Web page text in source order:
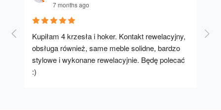
7 months ago
Kupiłam 4 krzesła i hoker. Kontakt rewelacyjny,
obsługa również, same meble solidne, bardzo
stylowe i wykonane rewelacyjnie. Będę polecać
:)
A